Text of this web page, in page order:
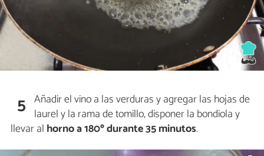
5 Añadir el vino a las verduras y agregar las hojas de
laurel y la rama de tomillo, disponer la bondiola y
llevar al horno a 180º durante 35 minutos.